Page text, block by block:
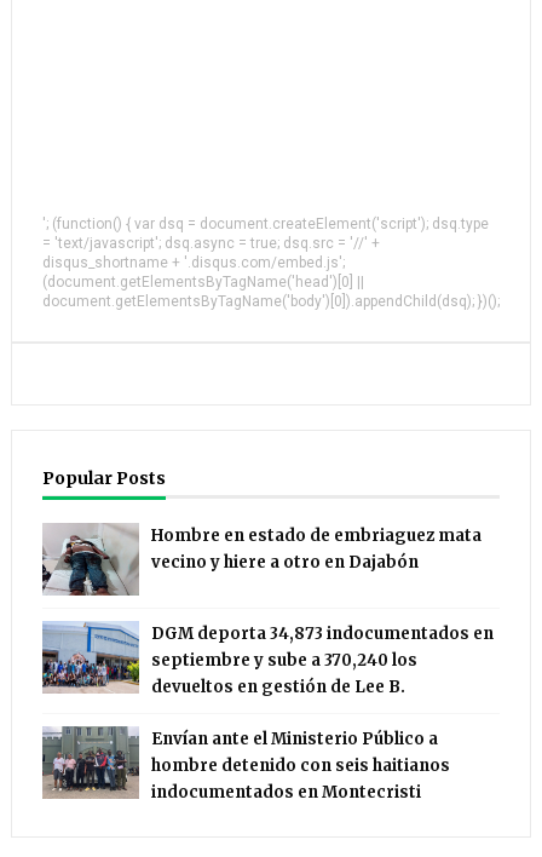
'; (function() { var dsq = document.createElement('script'); dsq.type
= 'text/javascript'; dsq.async = true; dsq.src = '//' +
disqus_shortname + '.disqus.com/embed.js';
(document.getElementsByTagName('head')[0] ||
document.getElementsByTagName('body')[0]).appendChild(dsq); })();
Popular Posts
Hombre en estado de embriaguez mata
vecino y hiere a otro en Dajabón
DGM deporta 34,873 indocumentados en
septiembre y sube a 370,240 los
devueltos en gestión de Lee B.
Envían ante el Ministerio Público a
hombre detenido con seis haitianos
indocumentados en Montecristi